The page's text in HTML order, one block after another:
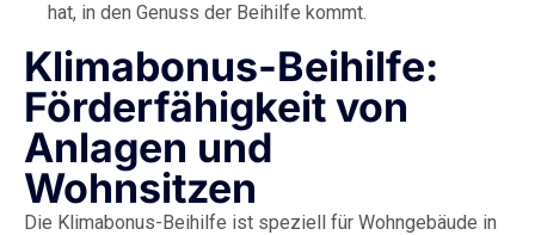
hat, in den Genuss der Beihilfe kommt.
Klimabonus-Beihilfe:
Förderfähigkeit von
Anlagen und
Wohnsitzen
Die Klimabonus-Beihilfe ist speziell für Wohngebäude in